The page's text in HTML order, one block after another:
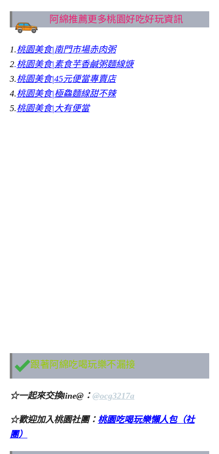
阿綿推薦更多桃園好吃好玩資訊
1.桃園美食|南門市場赤肉粥
2.桃園美食|素食芋香鹹粥麵線焿
3.桃園美食|45元便當專賣店
4.桃園美食|極鱻麵線甜不辣
5.桃園美食|大有便當
跟著阿綿吃喝玩樂不漏接
☆一起來交換line@： @ocg3217a
☆歡迎加入桃園社團： 桃園吃喝玩樂懶人包（社
團）